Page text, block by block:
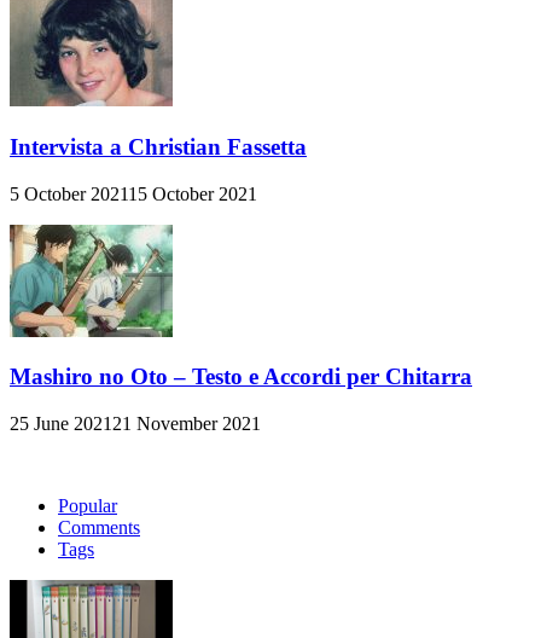
Intervista a Christian Fassetta
5 October 202115 October 2021
Mashiro no Oto – Testo e Accordi per Chitarra
25 June 2021 21 November 2021
Popular
Comments
Tags